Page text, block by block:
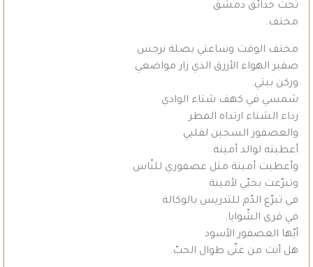
تحت حدائق دمشق
مختف.
مختف الوقت وساعتي بصلة نرجس
صفير الهواء الأزرق الذي زار مواضعي
وركن بيتي.
شمسي في كهف شتاء الوادي
رداء الشتاء ارتداه المطر
والعصفور السجين لقلبي
أعطيته لوالد أمينة
وأعطيت أمينة مثل عصفوري للنّاس
وتبرّعت بحبّي لأمينة
في تبرّع الدّم للتدريس بالوكالة
في قرى الشّوايا.
أيّها العصفور الأسود
هل أنت من غنّى طوال الحبّ.